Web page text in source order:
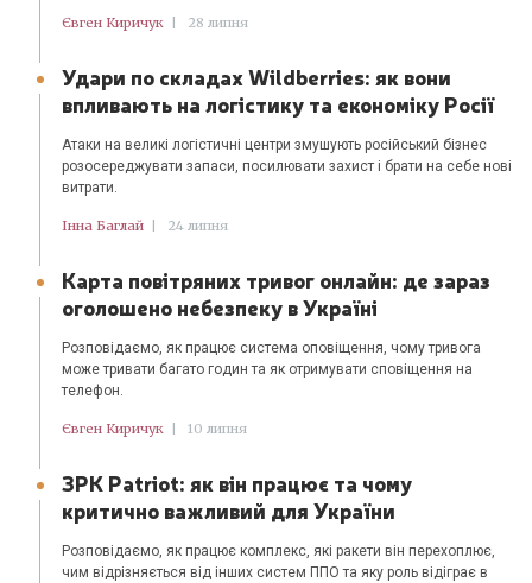
Євген Киричук | 28 липня
Удари по складах Wildberries: як вони
впливають на логістику та економіку Росії
Атаки на великі логістичні центри змушують російський бізнес
розосереджувати запаси, посилювати захист і брати на себе нові
витрати.
Інна Баглай | 24 липня
Карта повітряних тривог онлайн: де зараз
оголошено небезпеку в Україні
Розповідаємо, як працює система оповіщення, чому тривога
може тривати багато годин та як отримувати сповіщення на
телефон.
Євген Киричук | 10 липня
ЗРК Patriot: як він працює та чому
критично важливий для України
Розповідаємо, як працює комплекс, які ракети він перехоплює,
чим відрізняється від інших систем ППО та яку роль відіграє в